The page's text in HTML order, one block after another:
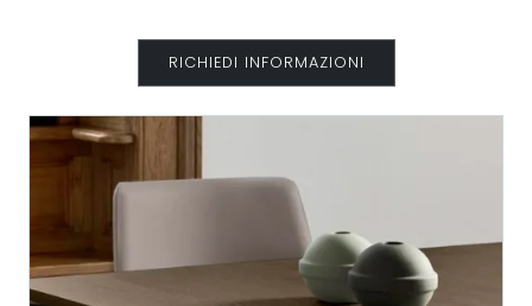
RICHIEDI INFORMAZIONI